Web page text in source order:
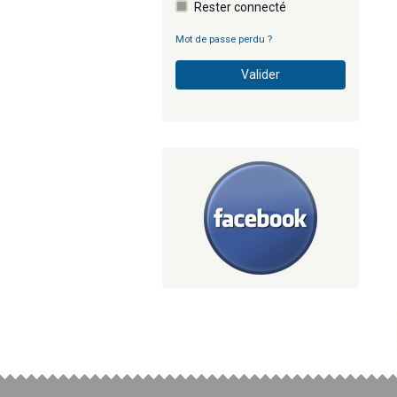
Rester connecté
Mot de passe perdu ?
Valider